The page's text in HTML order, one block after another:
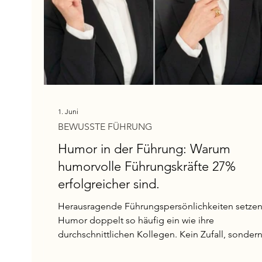
Humor in der Führung: Warum
humorvolle Führungskräfte 27%
erfolgreicher sind.
Herausragende Führungspersönlichkeiten setzen
Humor doppelt so häufig ein wie ihre
durchschnittlichen Kollegen. Kein Zufall, sondern
BEWUSSTE FÜHRUNG
1. Juni